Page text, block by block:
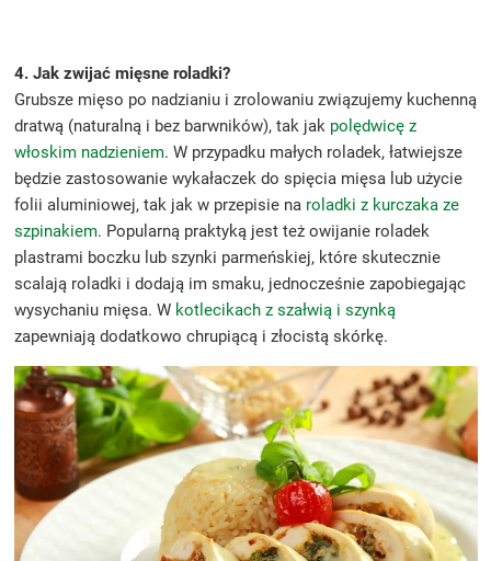
4. Jak zwijać mięsne roladki?
Grubsze mięso po nadzianiu i zrolowaniu związujemy kuchenną
dratwą (naturalną i bez barwników), tak jak polędwicę z
włoskim nadzieniem. W przypadku małych roladek, łatwiejsze
będzie zastosowanie wykałaczek do spięcia mięsa lub użycie
folii aluminiowej, tak jak w przepisie na roladki z kurczaka ze
szpinakiem. Popularną praktyką jest też owijanie roladek
plastrami boczku lub szynki parmeńskiej, które skutecznie
scalają roladki i dodają im smaku, jednocześnie zapobiegając
wysychaniu mięsa. W kotlecikach z szałwią i szynką
zapewniają dodatkowo chrupiącą i złocistą skórkę.